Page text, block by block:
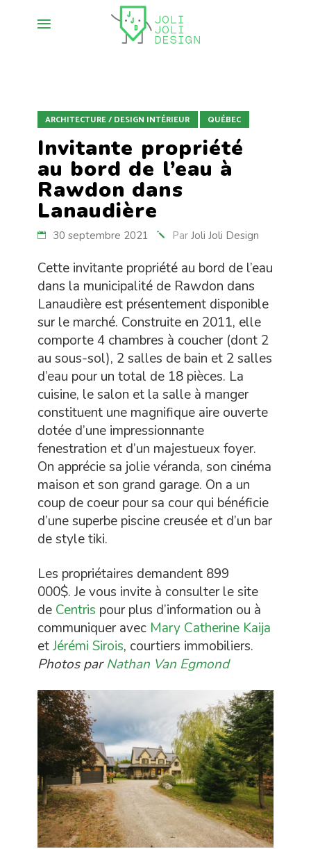
ARCHITECTURE / DESIGN INTÉRIEUR QUÉBEC
Invitante propriété
au bord de l’eau à
Rawdon dans
Lanaudière
30 septembre 2021 Par Joli Joli Design
Cette invitante propriété au bord de l’eau
dans la municipalité de Rawdon dans
Lanaudière est présentement disponible
sur le marché. Construite en 2011, elle
comporte 4 chambres à coucher (dont 2
au sous-sol), 2 salles de bain et 2 salles
d’eau pour un total de 18 pièces. La
cuisine, le salon et la salle à manger
constituent une magnifique aire ouverte
dotée d’une impressionnante
fenestration et d’un majestueux foyer.
On apprécie sa jolie véranda, son cinéma
maison et son grand garage. On a un
coup de coeur pour sa cour qui bénéficie
d’une superbe piscine creusée et d’un bar
de style tiki.
Les propriétaires demandent 899
000$. Je vous invite à consulter le site
de Centris pour plus d’information ou à
communiquer avec Mary Catherine Kaija
etJérémi Sirois, courtiers immobiliers.
Photos par Nathan Van Egmond